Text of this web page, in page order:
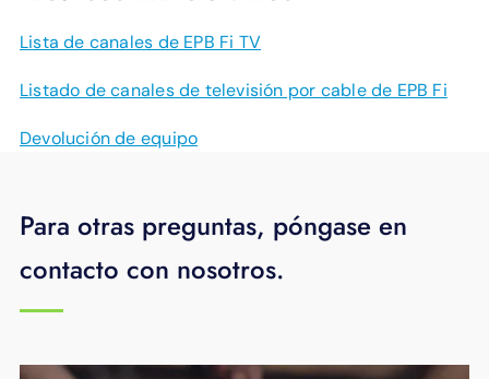
Lista de canales de EPB Fi TV
Listado de canales de televisión por cable de EPB Fi
Devolución de equipo
Para otras preguntas, póngase en
contacto con nosotros.